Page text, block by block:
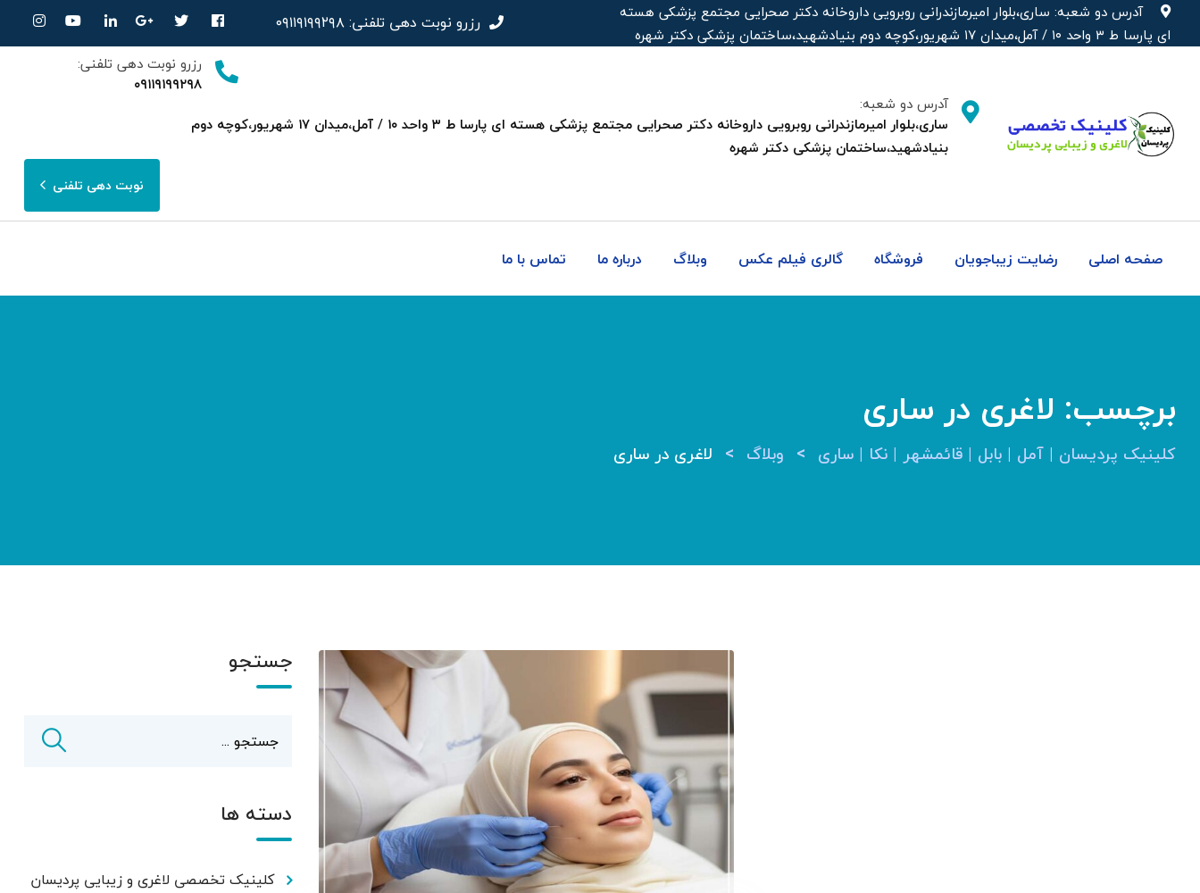
آدرس دو شعبه: ساری،بلوار امیرمازندرانی روبرویی داروخانه‌ دکتر صحرایی مجتمع پزشکی هسته
ای پارسا ط ۳ واحد ۱۰ / آمل،میدان ۱۷ شهریور،کوچه دوم بنیادشهید،ساختمان پزشکی دکتر شهره
رزرو نوبت دهی تلفنی:۰۹۱۱۹۱۹۹۲۹۸
رزرو نوبت دهی تلفنی:
۰۹۱۱۹۱۹۹۲۹۸
آدرس دو شعبه:
ساری،بلوار امیرمازندرانی روبرویی داروخانه‌ دکتر صحرایی مجتمع پزشکی هسته ای پارسا ط ۳ واحد ۱۰ / آمل،میدان ۱۷ شهریور،کوچه دوم
بنیادشهید،ساختمان پزشکی دکتر شهره
نوبت دهی تلفنی
صفحه اصلی رضایت زیباجویان فروشگاه گالری فیلم عکس وبلاگ درباره ما تماس با ما
برچسب: لاغری در ساری
کلینیک پردیسان | آمل | بابل | قائمشهر | نکا | ساری > وبلاگ > لاغری در ساری
جستجو
دسته ها
کلینیک تخصصی لاغری و زیبایی پردیسان